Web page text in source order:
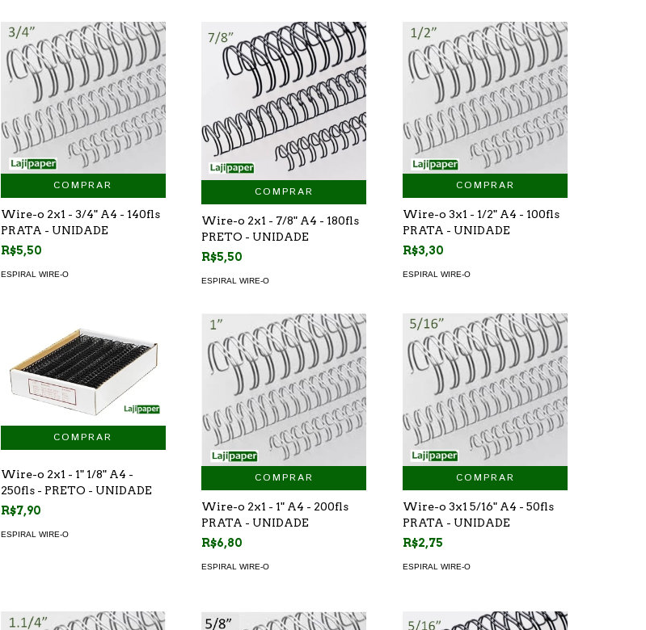
COMPRAR
Wire-o 2x1 - 3/4" A4 - 140fls
PRATA - UNIDADE
R$5,50
ESPIRAL WIRE-O
COMPRAR
Wire-o 2x1 - 7/8" A4 - 180fls
PRETO - UNIDADE
R$5,50
ESPIRAL WIRE-O
COMPRAR
Wire-o 3x1 - 1/2" A4 - 100fls
PRATA - UNIDADE
R$3,30
ESPIRAL WIRE-O
Wire-o 2x1 - 1" 1/8" A4 -
250fls - PRETO - UNIDADE
R$7,90
ESPIRAL WIRE-O
COMPRAR
Wire-o 2x1 - 1" A4 - 200fls
PRATA - UNIDADE
R$6,80
ESPIRAL WIRE-O
COMPRAR
Wire-o 3x1 5/16" A4 - 50fls
PRATA - UNIDADE
R$2,75
ESPIRAL WIRE-O